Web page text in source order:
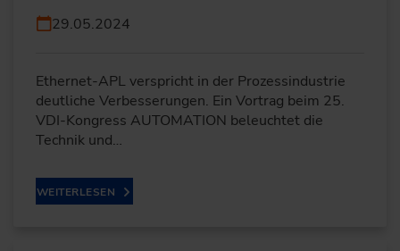
29.05.2024
Ethernet-APL verspricht in der Prozessindustrie
deutliche Verbesserungen. Ein Vortrag beim 25.
VDI-Kongress AUTOMATION beleuchtet die
Technik und…
WEITERLESEN